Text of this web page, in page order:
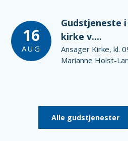
16
AUG
Gudstjeneste
kirke v....
Ansager Kirke, kl.
Marianne Holst-
Alle gudstjenester